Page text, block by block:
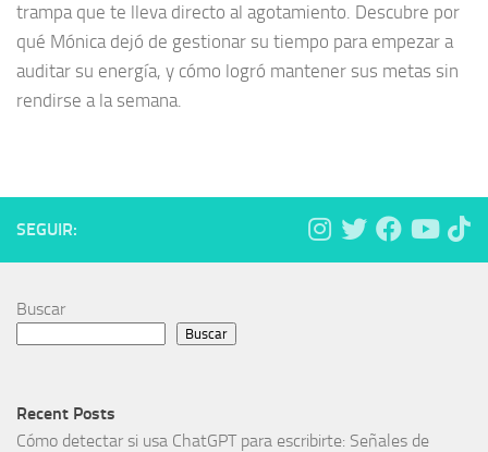
trampa que te lleva directo al agotamiento. Descubre por
qué Mónica dejó de gestionar su tiempo para empezar a
auditar su energía, y cómo logró mantener sus metas sin
rendirse a la semana.
SEGUIR:
Buscar
Buscar
Recent Posts
Cómo detectar si usa ChatGPT para escribirte: Señales de